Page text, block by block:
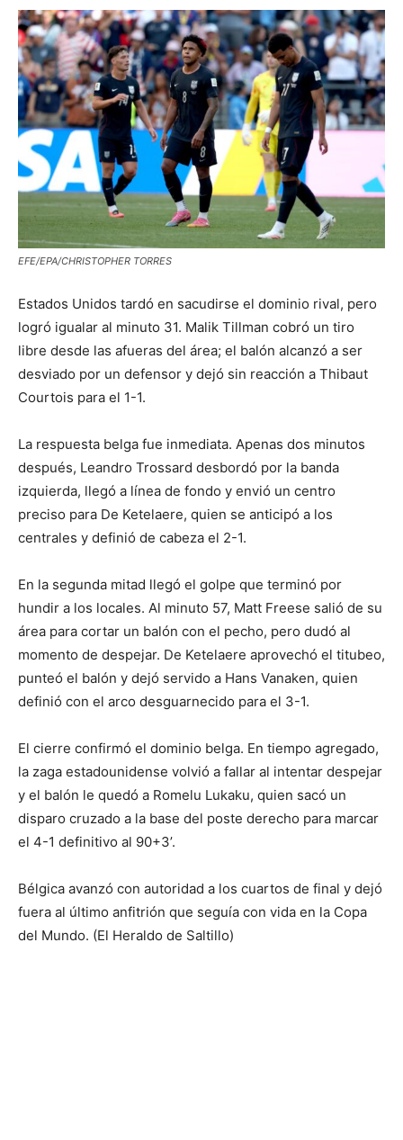
EFE/EPA/CHRISTOPHER TORRES
Estados Unidos tardó en sacudirse el dominio rival, pero
logró igualar al minuto 31. Malik Tillman cobró un tiro
libre desde las afueras del área; el balón alcanzó a ser
desviado por un defensor y dejó sin reacción a Thibaut
Courtois para el 1-1.
La respuesta belga fue inmediata. Apenas dos minutos
después, Leandro Trossard desbordó por la banda
izquierda, llegó a línea de fondo y envió un centro
preciso para De Ketelaere, quien se anticipó a los
centrales y definió de cabeza el 2-1.
En la segunda mitad llegó el golpe que terminó por
hundir a los locales. Al minuto 57, Matt Freese salió de su
área para cortar un balón con el pecho, pero dudó al
momento de despejar. De Ketelaere aprovechó el titubeo,
punteó el balón y dejó servido a Hans Vanaken, quien
definió con el arco desguarnecido para el 3-1.
El cierre confirmó el dominio belga. En tiempo agregado,
la zaga estadounidense volvió a fallar al intentar despejar
y el balón le quedó a Romelu Lukaku, quien sacó un
disparo cruzado a la base del poste derecho para marcar
el 4-1 definitivo al 90+3’.
Bélgica avanzó con autoridad a los cuartos de final y dejó
fuera al último anfitrión que seguía con vida en la Copa
del Mundo. (El Heraldo de Saltillo)